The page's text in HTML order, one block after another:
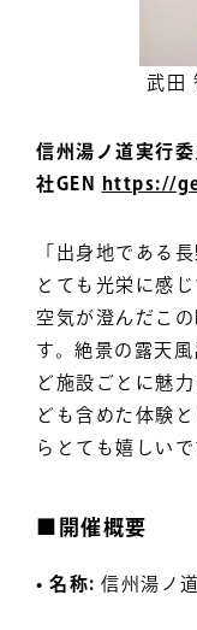
武田
信州湯ノ道実行
社GEN
https://
「出身地である
とても光栄に感
空気が澄んだこ
す。絶景の露天
ど施設ごとに魅
ども含めた体験
らとても嬉しいで
■開催概要
• 名称: 信州湯ノ